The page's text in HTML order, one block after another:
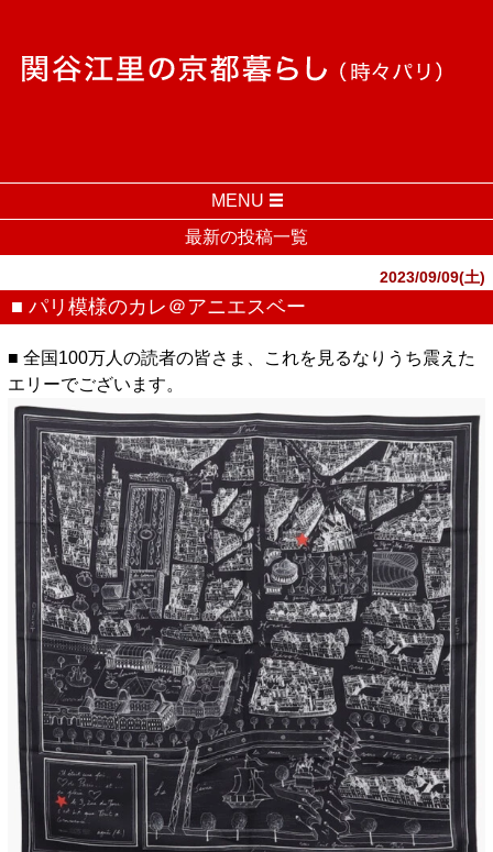
MENU
最新の投稿一覧
2023/09/09(土)
■ パリ模様のカレ＠アニエスベー
■ 全国100万人の読者の皆さま、これを見るなりうち震えた
エリーでございます。